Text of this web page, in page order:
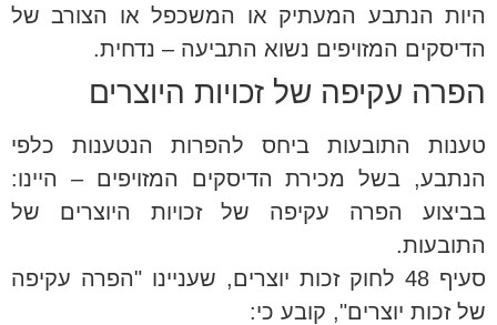
היות הנתבע המעתיק או המשכפל או הצורב של
הדיסקים המזויפים נשוא התביעה – נדחית.
הפרה עקיפה של זכויות היוצרים
טענות התובעות ביחס להפרות הנטענות כלפי
הנתבע, בשל מכירת הדיסקים המזויפים – היינו:
בביצוע הפרה עקיפה של זכויות היוצרים של
התובעות.
סעיף 48 לחוק זכות יוצרים, שעניינו "הפרה עקיפה
של זכות יוצרים", קובע כי: